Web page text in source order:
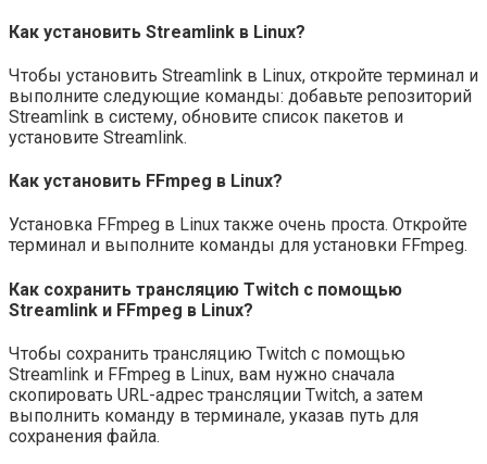
Как установить Streamlink в Linux?
Чтобы установить Streamlink в Linux, откройте терминал и
выполните следующие команды: добавьте репозиторий
Streamlink в систему, обновите список пакетов и
установите Streamlink.
Как установить FFmpeg в Linux?
Установка FFmpeg в Linux также очень проста. Откройте
терминал и выполните команды для установки FFmpeg.
Как сохранить трансляцию Twitch с помощью
Streamlink и FFmpeg в Linux?
Чтобы сохранить трансляцию Twitch с помощью
Streamlink и FFmpeg в Linux, вам нужно сначала
скопировать URL-адрес трансляции Twitch, а затем
выполнить команду в терминале, указав путь для
сохранения файла.